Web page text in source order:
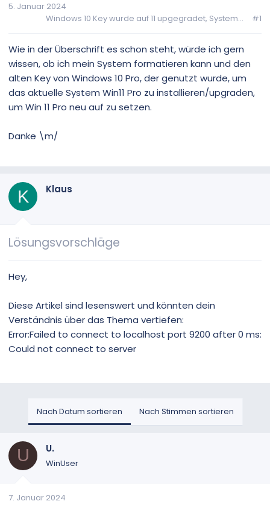
5. Januar 2024
Windows 10 Key wurde auf 11 upgegradet, System...
#1
Wie in der Überschrift es schon steht, würde ich gern
wissen, ob ich mein System formatieren kann und den
alten Key von Windows 10 Pro, der genutzt wurde, um
das aktuelle System Win11 Pro zu installieren/upgraden,
um Win 11 Pro neu auf zu setzen.
Danke \m/
K Klaus
Lösungsvorschläge
Hey,
Diese Artikel sind lesenswert und könnten dein
Verständnis über das Thema vertiefen:
Error:Failed to connect to localhost port 9200 after 0 ms:
Could not connect to server
Nach Datum sortieren Nach Stimmen sortieren
U U.
WinUser
7. Januar 2024